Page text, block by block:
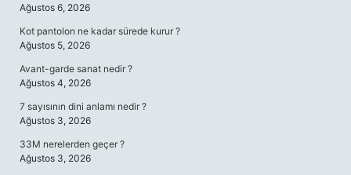
Ağustos 6, 2026
Kot pantolon ne kadar sürede kurur ?
Ağustos 5, 2026
Avant-garde sanat nedir ?
Ağustos 4, 2026
7 sayısının dini anlamı nedir ?
Ağustos 3, 2026
33M nerelerden geçer ?
Ağustos 3, 2026